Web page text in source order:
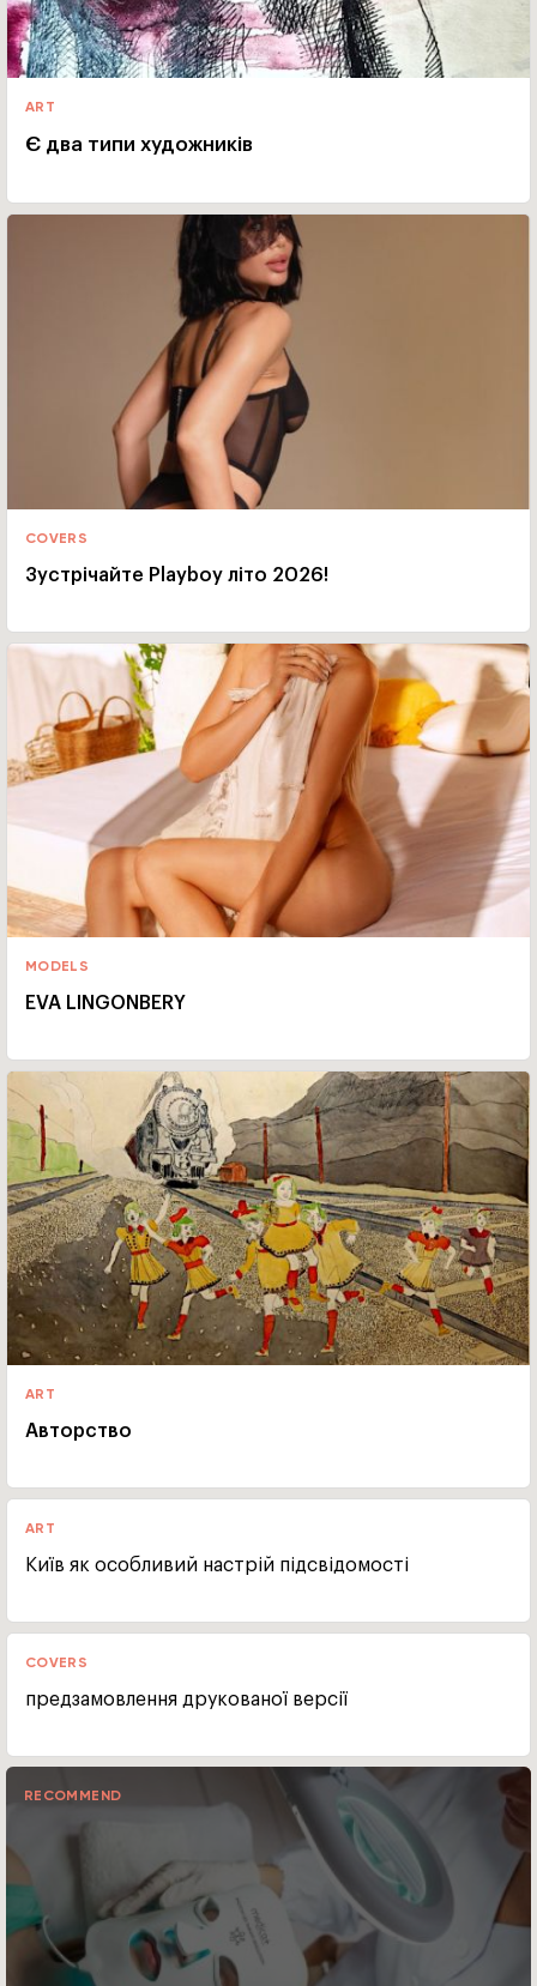
ART
Є два типи художників
COVERS
Зустрічайте Playboy літо 2026!
MODELS
EVA LINGONBERY
ART
Авторство
ART
Київ як особливий настрій підсвідомості
COVERS
предзамовлення друкованої версії
RECOMMEND